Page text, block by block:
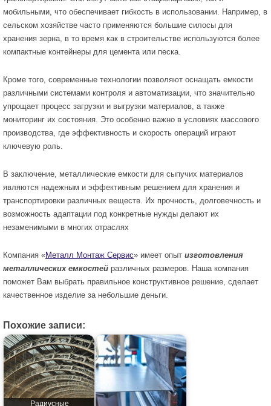
мобильными, что обеспечивает гибкость в использовании. Например, в
сельском хозяйстве часто применяются большие силосы для
хранения зерна, в то время как в строительстве используются более
компактные контейнеры для цемента или песка.
Кроме того, современные технологии позволяют оснащать емкости
различными системами контроля и автоматизации, что значительно
упрощает процесс загрузки и выгрузки материалов, а также
мониторинг их состояния. Это особенно важно в условиях массового
производства, где эффективность и скорость операций играют
ключевую роль.
В заключение, металлические емкости для сыпучих материалов
являются надежным и эффективным решением для хранения и
транспортировки различных веществ. Их прочность, долговечность и
возможность адаптации под конкретные нужды делают их
незаменимыми в многих отраслях
Компания «Металл Монтаж Сервис» имеет опыт изготовления
металлических емкостей различных размеров. Наша компания
поможет Вам выбрать правильное конструктивное решение, сделает
качественное изделие за небольшие деньги.
Похожие записи:
Радиусные